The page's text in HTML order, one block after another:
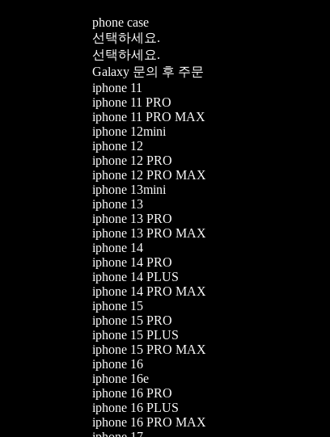
phone case
선택하세요.
선택하세요.
Galaxy 문의 후 주문
iphone 11
iphone 11 PRO
iphone 11 PRO MAX
iphone 12mini
iphone 12
iphone 12 PRO
iphone 12 PRO MAX
iphone 13mini
iphone 13
iphone 13 PRO
iphone 13 PRO MAX
iphone 14
iphone 14 PRO
iphone 14 PLUS
iphone 14 PRO MAX
iphone 15
iphone 15 PRO
iphone 15 PLUS
iphone 15 PRO MAX
iphone 16
iphone 16e
iphone 16 PRO
iphone 16 PLUS
iphone 16 PRO MAX